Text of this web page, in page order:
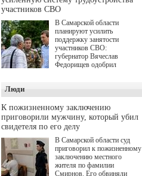
участников СВО
В Самарской области
планируют усилить
поддержку занятости
участников СВО:
губернатор Вячеслав
Федорищев одобрил
Живайкина, направленные
на трудоустройство и более
спокойную адаптацию к
мирной жизни.
Люди
К пожизненному заключению
приговорили мужчину, который убил
свидетеля по его делу
В Самарской области суд
приговорил к пожизненному
заключению местного
жителя по фамилии
Смирнов. Его обвиняли